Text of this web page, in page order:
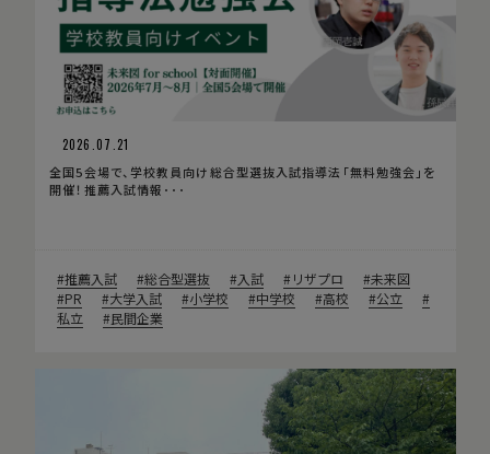
2026.07.21
全国5会場で、学校教員向け総合型選抜入試指導法「無料勉強会」を
開催！推薦入試情報･･･
推薦入試 総合型選抜 入試 リザプロ
未来図
PR
大学入試 小学校 中学校 高校
公立
私立
民間企業